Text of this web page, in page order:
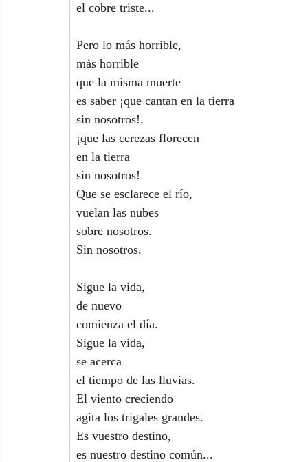
el cobre triste...
Pero lo más horrible,
más horrible
que la misma muerte
es saber ¡que cantan en la tierra
sin nosotros!,
¡que las cerezas florecen
en la tierra
sin nosotros!
Que se esclarece el río,
vuelan las nubes
sobre nosotros.
Sin nosotros.
Sigue la vida,
de nuevo
comienza el día.
Sigue la vida,
se acerca
el tiempo de las lluvias.
El viento creciendo
agita los trigales grandes.
Es vuestro destino,
es nuestro destino común...